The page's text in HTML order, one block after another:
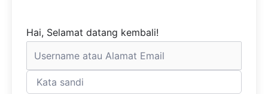
Hai, Selamat datang kembali!